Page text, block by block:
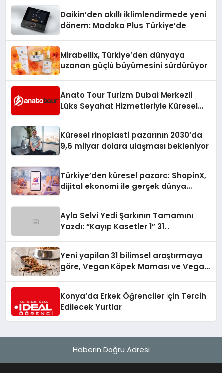
Daikin’den akıllı iklimlendirmede yeni
dönem: Madoka Plus Türkiye’de
Mirabellix, Türkiye’den dünyaya
uzanan güçlü büyümesini sürdürüyor
Anato Tour Turizm Dubai Merkezli
Lüks Seyahat Hizmetleriyle Küresel
Küresel rinoplasti pazarının 2030’da
9,6 milyar dolara ulaşması bekleniyor
Türkiye’den küresel pazara: ShopinX,
dijital ekonomi ile gerçek dünya
Ayla Selvi Yedi Şarkının Tamamını
Yazdı: “Kayıp Kasetler 1” 31
Yeni yapilan 31 bilimsel araştırmaya
göre, Vegan Köpek Maması ve Vegan
Konya’da Erkek Öğrenciler İçin Tercih
Edilecek Yurtlar
Haberin Doğru Adresi